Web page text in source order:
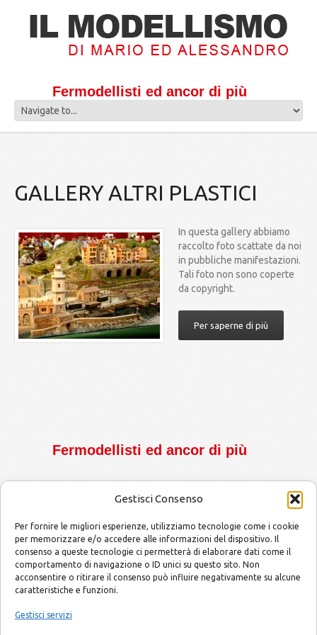
Gestisci Consenso
Per fornire le migliori esperienze, utilizziamo tecnologie come i cookie
per memorizzare e/o accedere alle informazioni del dispositivo. Il
consenso a queste tecnologie ci permetterà di elaborare dati come il
comportamento di navigazione o ID unici su questo sito. Non
acconsentire o ritirare il consenso può influire negativamente su alcune
caratteristiche e funzioni.
Gestisci servizi
Fermodellisti ed ancor di più
GALLERY ALTRI PLASTICI
In questa gallery abbiamo
raccolto foto scattate da noi
in pubbliche manifestazioni.
Tali foto non sono coperte
da copyright.
Per saperne di più
Fermodellisti ed ancor di più
MODELLISMO by Mario and AlessandroCopyright © 2014